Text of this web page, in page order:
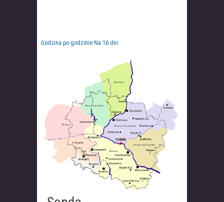
Godzina po godzinie Na 16 dni